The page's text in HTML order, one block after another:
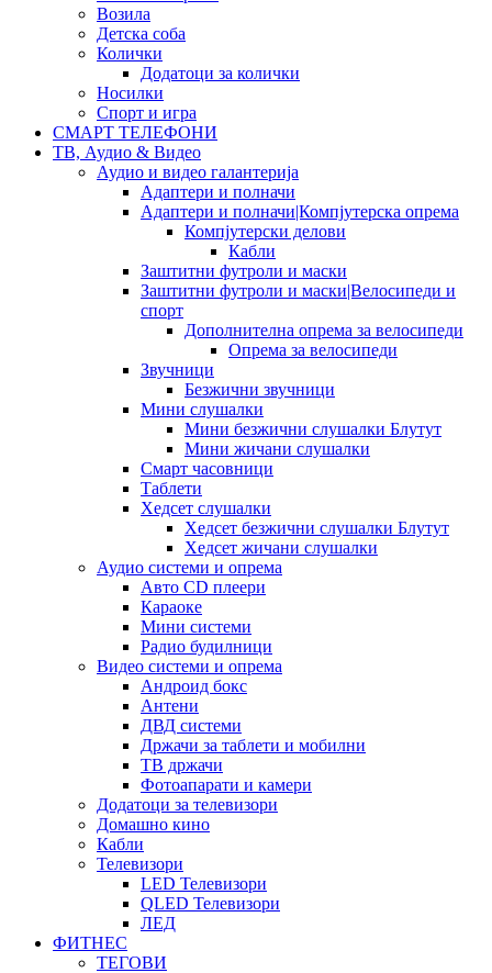
Возила
Детска соба
Колички
Додатоци за колички
Носилки
Спорт и игра
СМАРТ ТЕЛЕФОНИ
ТВ, Аудио & Видео
Аудио и видео галантерија
Адаптери и полначи
Адаптери и полначи|Компјутерска опрема
Компјутерски делови
Кабли
Заштитни футроли и маски
Заштитни футроли и маски|Велосипеди и
спорт
Дополнителна опрема за велосипеди
Опрема за велосипеди
Звучници
Безжични звучници
Мини слушалки
Мини безжични слушалки Блутут
Мини жичани слушалки
Смарт часовници
Таблети
Хедсет слушалки
Хедсет безжични слушалки Блутут
Хедсет жичани слушалки
Аудио системи и опрема
Авто CD плеери
Караоке
Мини системи
Радио будилници
Видео системи и опрема
Андроид бокс
Антени
ДВД системи
Држачи за таблети и мобилни
ТВ држачи
Фотоапарати и камери
Додатоци за телевизори
Домашно кино
Кабли
Телевизори
LED Телевизори
QLED Телевизори
ЛЕД
ФИТНЕС
ТЕГОВИ